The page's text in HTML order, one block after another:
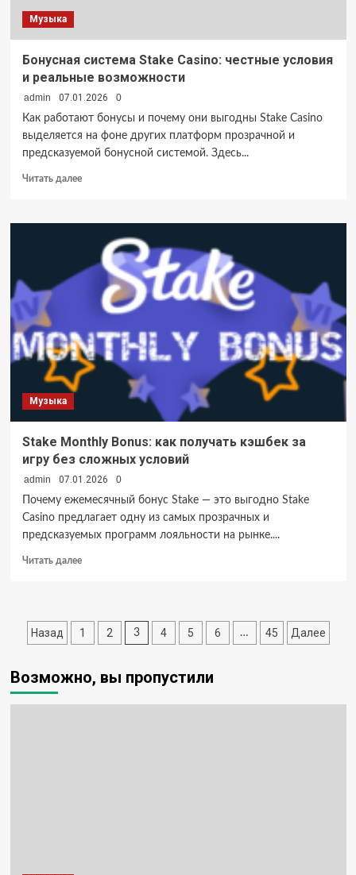
Музыка
Бонусная система Stake Casino: честные условия
и реальные возможности
admin 07.01.2026
0
Как работают бонусы и почему они выгодны Stake Casino
выделяется на фоне других платформ прозрачной и
предсказуемой бонусной системой. Здесь...
Читать далееПрочитать
Бонусная
система
Stake
Casino:
честные
условия
возможности
Музыка
Stake Monthly Bonus: как получать кэшбек за
игру без сложных условий
admin 07.01.2026
0
Почему ежемесячный бонус Stake — это выгодно Stake
Casino предлагает одну из самых прозрачных и
предсказуемых программ лояльности на рынке....
Читать далееПрочитать
Bonus:
кэшбек
Пагинация
Назад 1 2 3 4 5 6 … 45 Далее
Возможно, вы пропустили